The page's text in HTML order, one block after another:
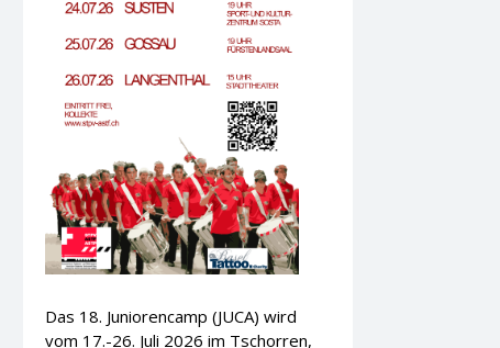
Das 18. Juniorencamp (JUCA) wird
vom 17.-26. Juli 2026 im Tschorren,